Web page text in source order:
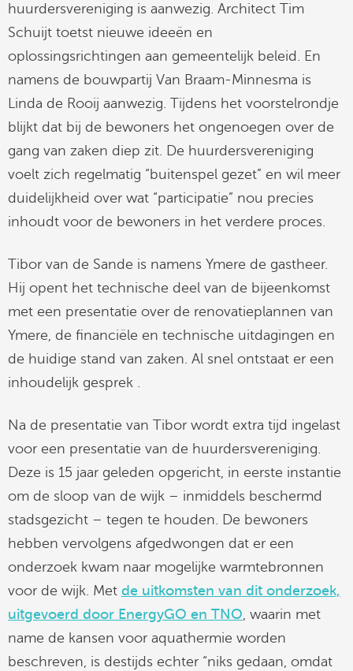
huurdersvereniging is aanwezig. Architect Tim
Schuijt toetst nieuwe ideeën en
oplossingsrichtingen aan gemeentelijk beleid. En
namens de bouwpartij Van Braam-Minnesma is
Linda de Rooij aanwezig. Tijdens het voorstelrondje
blijkt dat bij de bewoners het ongenoegen over de
gang van zaken diep zit. De huurdersvereniging
voelt zich regelmatig “buitenspel gezet” en wil meer
duidelijkheid over wat “participatie” nou precies
inhoudt voor de bewoners in het verdere proces.
Tibor van de Sande is namens Ymere de gastheer.
Hij opent het technische deel van de bijeenkomst
met een presentatie over de renovatieplannen van
Ymere, de financiële en technische uitdagingen en
de huidige stand van zaken. Al snel ontstaat er een
inhoudelijk gesprek .
Na de presentatie van Tibor wordt extra tijd ingelast
voor een presentatie van de huurdersvereniging.
Deze is 15 jaar geleden opgericht, in eerste instantie
om de sloop van de wijk – inmiddels beschermd
stadsgezicht – tegen te houden. De bewoners
hebben vervolgens afgedwongen dat er een
onderzoek kwam naar mogelijke warmtebronnen
voor de wijk. Met de uitkomsten van dit onderzoek,
uitgevoerd door EnergyGO en TNO, waarin met
name de kansen voor aquathermie worden
beschreven, is destijds echter “niks gedaan, omdat